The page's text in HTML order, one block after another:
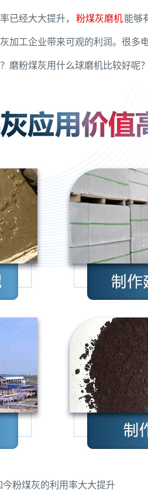
已经大大提升， 粉煤灰磨机能够
加工企业带来可观的利润。很多
粉煤灰用什么球磨机比较好呢
今粉煤灰的利用率大大提升